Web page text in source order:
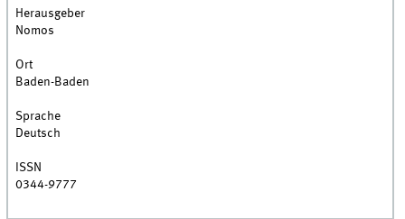
Herausgeber
Nomos
Ort
Baden-Baden
Sprache
Deutsch
ISSN
0344-9777